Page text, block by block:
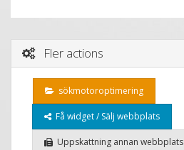
Fler actions
sökmotoroptimering
Få widget / Sälj webbplats
Uppskattning annan webbplats